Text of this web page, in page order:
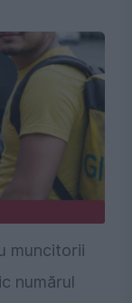
muncitorii
numărul